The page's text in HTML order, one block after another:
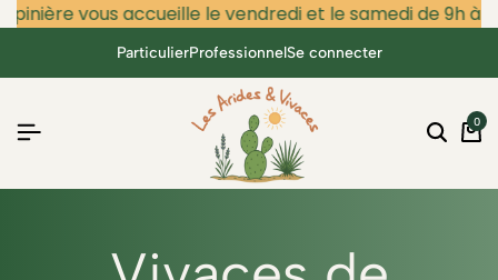
vous accueille le vendredi et le samedi de 9h à
ParticulierProfessionnelSe connecter
0